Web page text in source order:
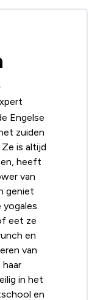
Engelse
zuiden
Ze is altijd
heeft
van
geniet
eet ze
en
van
in het
en